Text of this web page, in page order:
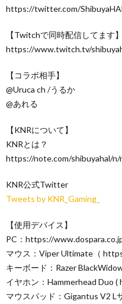
https://twitter.com/
【Twitchで同時配信してます】
https://www.twitch.tv/
【コラボ相手】
@Uruca ch /うるか
@あれる
【KNRについて】
KNRとは？
https://note.com/shibuyahal/
KNR公式Twitter
Tweets by KNR_Gaming_
【使用デバイス】
PC：https://
マウス：Viper Ultimate（
キーボード：Razer
イヤホン：Hammerhead Duo
マウスパッド：Gigantus V2 L